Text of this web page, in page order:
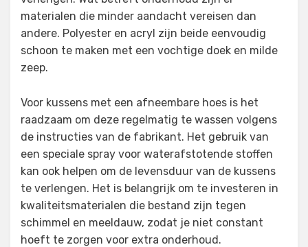
materialen die minder aandacht vereisen dan
andere. Polyester en acryl zijn beide eenvoudig
schoon te maken met een vochtige doek en milde
zeep.
Voor kussens met een afneembare hoes is het
raadzaam om deze regelmatig te wassen volgens
de instructies van de fabrikant. Het gebruik van
een speciale spray voor waterafstotende stoffen
kan ook helpen om de levensduur van de kussens
te verlengen. Het is belangrijk om te investeren in
kwaliteitsmaterialen die bestand zijn tegen
schimmel en meeldauw, zodat je niet constant
hoeft te zorgen voor extra onderhoud.